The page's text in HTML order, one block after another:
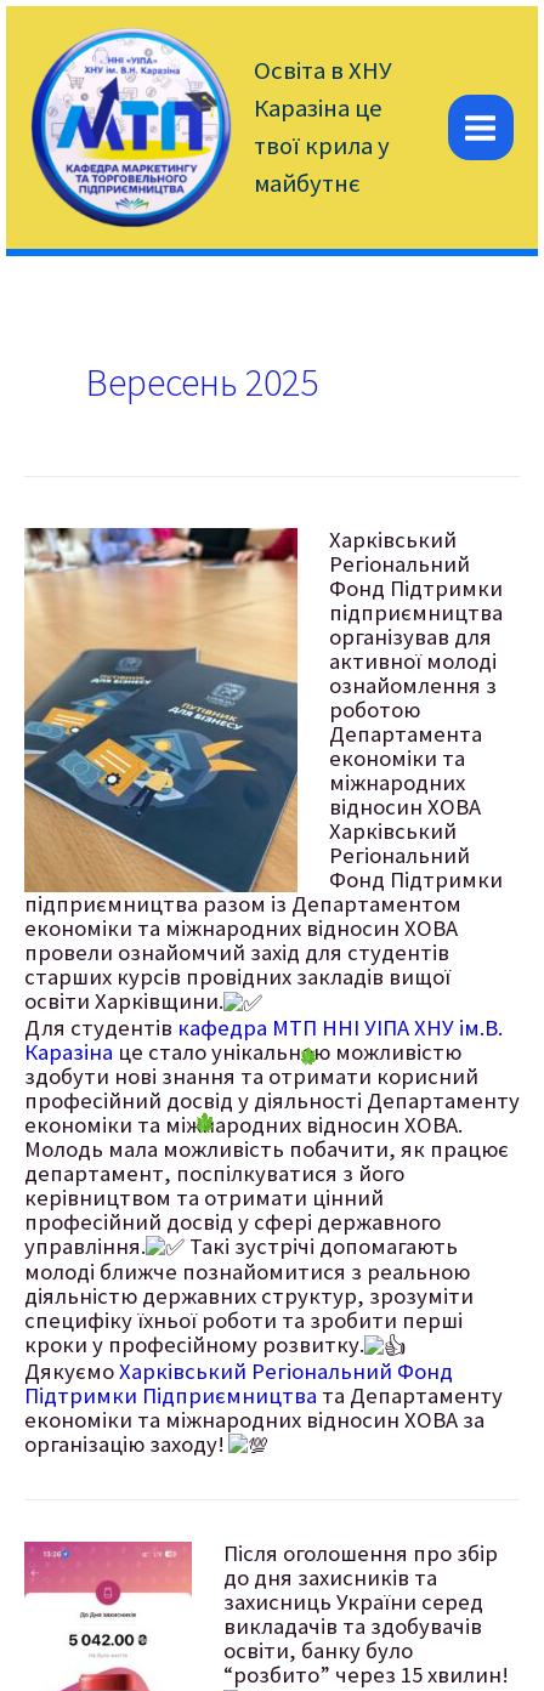
Перейти
вмісту
Освіта в ХНУ
Каразіна це
твої крила у
майбутнє
Вересень 2025
Харківський
Регіональний
Фонд Підтримки
підприємництва
організував для
активної молоді
ознайомлення з
роботою
Департамента
економіки та
міжнародних
відносин ХОВА
Харківський
Регіональний
Фонд Підтримки
підприємництва разом із Департаментом
економіки та міжнародних відносин ХОВА
провели ознайомчий захід для студентів
старших курсів провідних закладів вищої
освіти Харківщини.
Для студентів кафедра МТП ННІ УІПА ХНУ ім.В.
Каразіна це стало унікальною можливістю
здобути нові знання та отримати корисний
професійний досвід у діяльності Департаменту
економіки та міжнародних відносин ХОВА.
Молодь мала можливість побачити, як працює
департамент, поспілкуватися з його
керівництвом та отримати цінний
професійний досвід у сфері державного
управління.
Такі зустрічі допомагають
молоді ближче познайомитися з реальною
діяльністю державних структур, зрозуміти
специфіку їхньої роботи та зробити перші
кроки у професійному розвитку.
ДякуємоХарківський Регіональний Фонд
Підтримки Підприємництва та Департаменту
економіки та міжнародних відносин ХОВА за
організацію заходу!
Після оголошення про збір
до дня захисників та
захисниць України серед
викладачів та здобувачів
освіти, банку було
“розбито” через 15 хвилин!